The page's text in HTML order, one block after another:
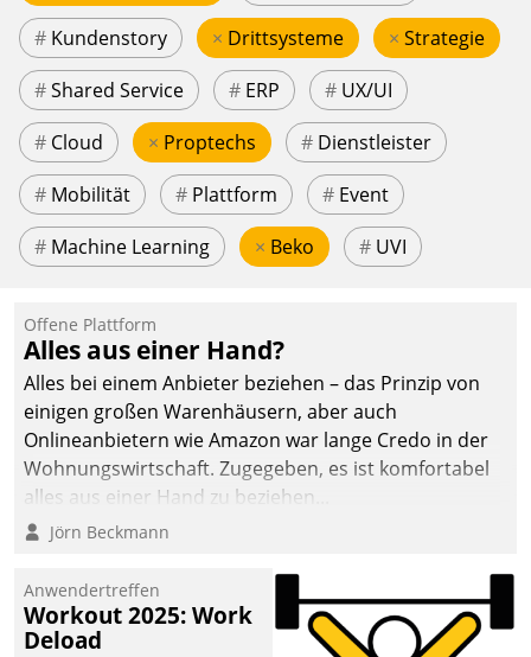
# Kundenstory × Drittsysteme × Strategie
#Shared Service # ERP # UX/UI
# Cloud × Proptechs # Dienstleister
# Mobilität # Plattform # Event
# Machine Learning × Beko # UVI
Offene Plattform
Alles aus einer Hand?
Alles bei einem Anbieter beziehen – das Prinzip von
einigen großen Warenhäusern, aber auch
Onlineanbietern wie Amazon war lange Credo in der
Wohnungswirtschaft. Zugegeben, es ist komfortabel
alles aus einer Hand zu beziehen...
Jörn Beckmann
Anwendertreffen
Workout 2025: Work
Deload